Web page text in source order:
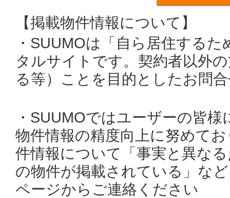
【掲載物件情報について】
・SUUMOは「自ら居住する
タルサイトです。契約者以外
る等）ことを目的としたお問
・SUUMOではユーザーの皆
物件情報の精度向上に努めて
件情報について「事実と異な
の物件が掲載されている」な
ページからご連絡ください